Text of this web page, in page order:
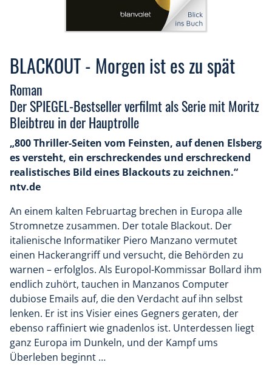
BLACKOUT - Morgen ist es zu spät
Roman
Der SPIEGEL-Bestseller verfilmt als Serie mit Moritz
Bleibtreu in der Hauptrolle
„800 Thriller-Seiten vom Feinsten, auf denen Elsberg
es versteht, ein erschreckendes und erschreckend
realistisches Bild eines Blackouts zu zeichnen.“
ntv.de
An einem kalten Februartag brechen in Europa alle
Stromnetze zusammen. Der totale Blackout. Der
italienische Informatiker Piero Manzano vermutet
einen Hackerangriff und versucht, die Behörden zu
warnen – erfolglos. Als Europol-Kommissar Bollard ihm
endlich zuhört, tauchen in Manzanos Computer
dubiose Emails auf, die den Verdacht auf ihn selbst
lenken. Er ist ins Visier eines Gegners geraten, der
ebenso raffiniert wie gnadenlos ist. Unterdessen liegt
ganz Europa im Dunkeln, und der Kampf ums
Überleben beginnt …